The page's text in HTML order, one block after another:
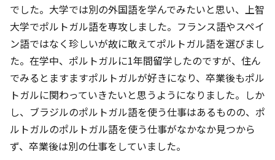
でした。大学では別の外国語を学んでみたいと思い、上智
大学でポルトガル語を専攻しました。フランス語やスペイ
ン語ではなく珍しいが故に敢えてポルトガル語を選びまし
た。在学中、ポルトガルに1年間留学したのですが、住ん
でみるとますますポルトガルが好きになり、卒業後もポル
トガルに関わっていきたいと思うようになりました。しか
し、ブラジルのポルトガル語を使う仕事はあるものの、ポ
ルトガルのポルトガル語を使う仕事がなかなか見つから
ず、卒業後は別の仕事をしていました。